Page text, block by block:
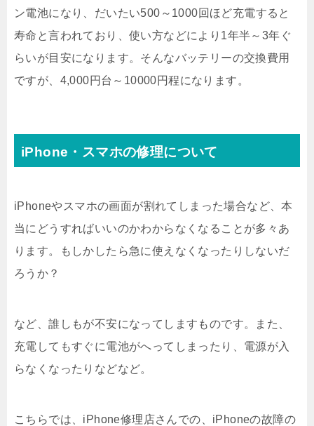
ン電池になり、だいたい500～1000回ほど充電すると
寿命と言われており、使い方などにより1年半～3年ぐ
らいが目安になります。そんなバッテリーの交換費用
ですが、4,000円台～10000円程になります。
iPhone・スマホの修理について
iPhoneやスマホの画面が割れてしまった場合など、本
当にどうすればいいのかわからなくなることが多々あ
ります。もしかしたら急に使えなくなったりしないだ
ろうか？
など、誰しもが不安になってしますものです。また、
充電してもすぐに電池がへってしまったり、電源が入
らなくなったりなどなど。
こちらでは、iPhone修理店さんでの、iPhoneの故障の